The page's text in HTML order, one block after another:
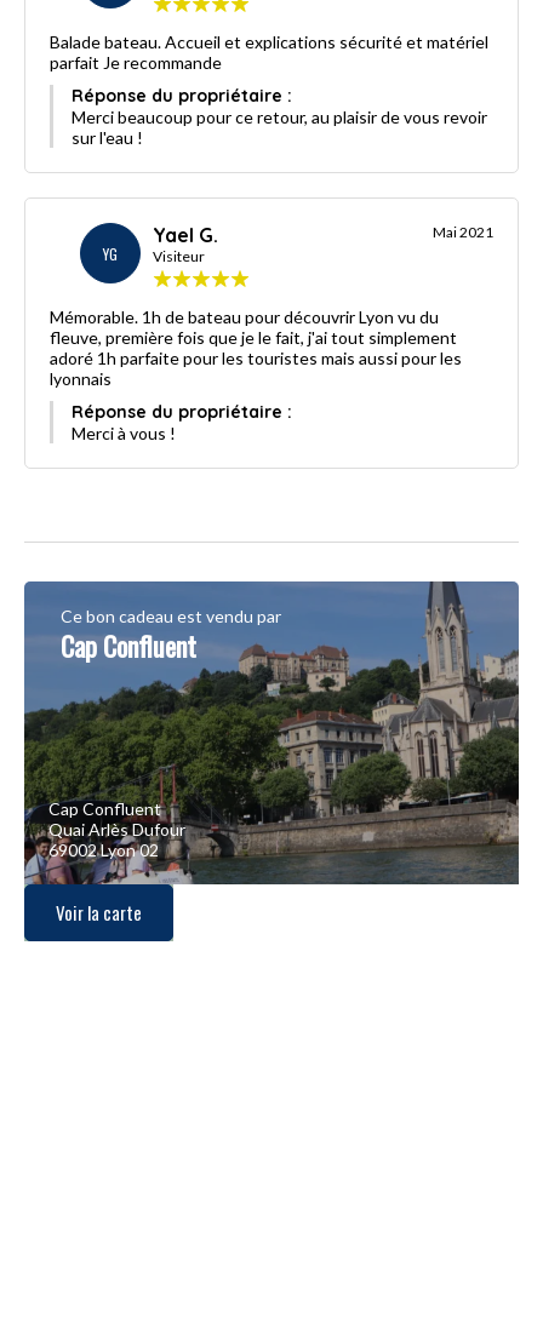
Balade bateau. Accueil et explications sécurité et matériel
parfait Je recommande
Réponse du propriétaire :
Merci beaucoup pour ce retour, au plaisir de vous revoir
sur l'eau !
YG
Yael G.
Visiteur
Mai 2021
Mémorable. 1h de bateau pour découvrir Lyon vu du
fleuve, première fois que je le fait, j'ai tout simplement
adoré 1h parfaite pour les touristes mais aussi pour les
lyonnais
Réponse du propriétaire :
Merci à vous !
Ce bon cadeau est vendu par
Cap Confluent
Cap Confluent
Quai Arlès Dufour
69002 Lyon 02
Voir la carte